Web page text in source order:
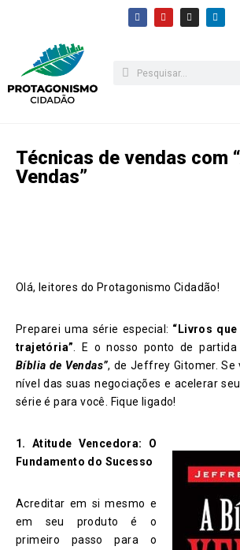
para
conteúdo
Técnicas de vendas com
Vendas”
Olá, leitores do Protagonismo Cidadão!
Preparei uma série especial: “Livros
trajetória” . E o nosso ponto de
Bíblia de Vendas”, de Jeffrey Gitomer. Se
nível das suas negociações e acelerar
série é para você. Fique ligado!
1. Atitude Vencedora: O
Fundamento do Sucesso
Acreditar em si mesmo e
em seu produto é o
primeiro passo para o